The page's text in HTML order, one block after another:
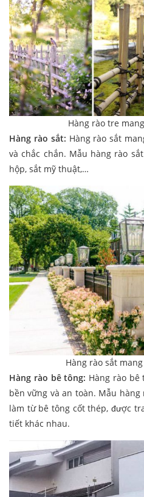
Hàng rào tre
Hàng rào sắt: Hàng rào sắt
và chắc chắn. Mẫu hàng rào
hộp, sắt mỹ thuật,…
Hàng rào sắt
Hàng rào bê tông: Hàng rào bê
bền vững và an toàn. Mẫu
làm từ bê tông cốt thép, được
tiết khác nhau.